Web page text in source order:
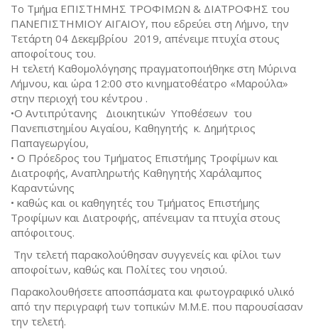
Το Τμήμα ΕΠΙΣΤΗΜΗΣ ΤΡΟΦΙΜΩΝ & ΔΙΑΤΡΟΦΗΣ του
ΠΑΝΕΠΙΣΤΗΜΙΟΥ ΑΙΓΑΙΟΥ, που εδρεύει στη Λήμνο, την
Τετάρτη 04 Δεκεμβρίου 2019, απένειμε πτυχία στους
αποφοίτους του.
Η τελετή Καθομολόγησης πραγματοποιήθηκε στη Μύρινα
Λήμνου, και ώρα 12:00 στο κινηματοθέατρο «Μαρούλα»
στην περιοχή του κέντρου .
•Ο Αντιπρύτανης Διοικητικών Υποθέσεων του
Πανεπιστημίου Αιγαίου, Καθηγητής κ. Δημήτριος
Παπαγεωργίου,
• Ο Πρόεδρος του Τμήματος Επιστήμης Τροφίμων και
Διατροφής, Αναπληρωτής Καθηγητής Χαράλαμπος
Καραντώνης
• καθώς και οι καθηγητές του Τμήματος Επιστήμης
Τροφίμων και Διατροφής, απένειμαν τα πτυχία στους
απόφοιτους.
Την τελετή παρακολούθησαν συγγενείς και φίλοι των
αποφοίτων, καθώς και Πολίτες του νησιού.
Παρακολουθήσετε αποσπάσματα και φωτογραφικό υλικό
από την περιγραφή των τοπικών Μ.Μ.Ε. που παρουσίασαν
την τελετή.